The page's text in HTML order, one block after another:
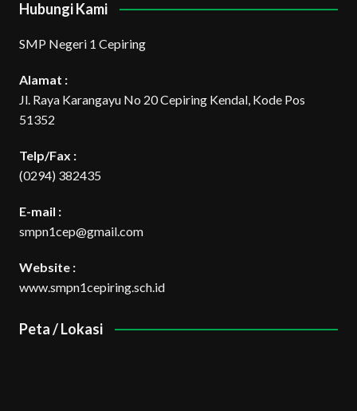
Hubungi Kami
SMP Negeri 1 Cepiring
Alamat :
Jl. Raya Karangayu No 20 Cepiring Kendal, Kode Pos
51352
Telp/Fax :
(0294) 382435
E-mail :
smpn1cep@gmail.com
Website :
www.smpn1cepiring.sch.id
Peta / Lokasi